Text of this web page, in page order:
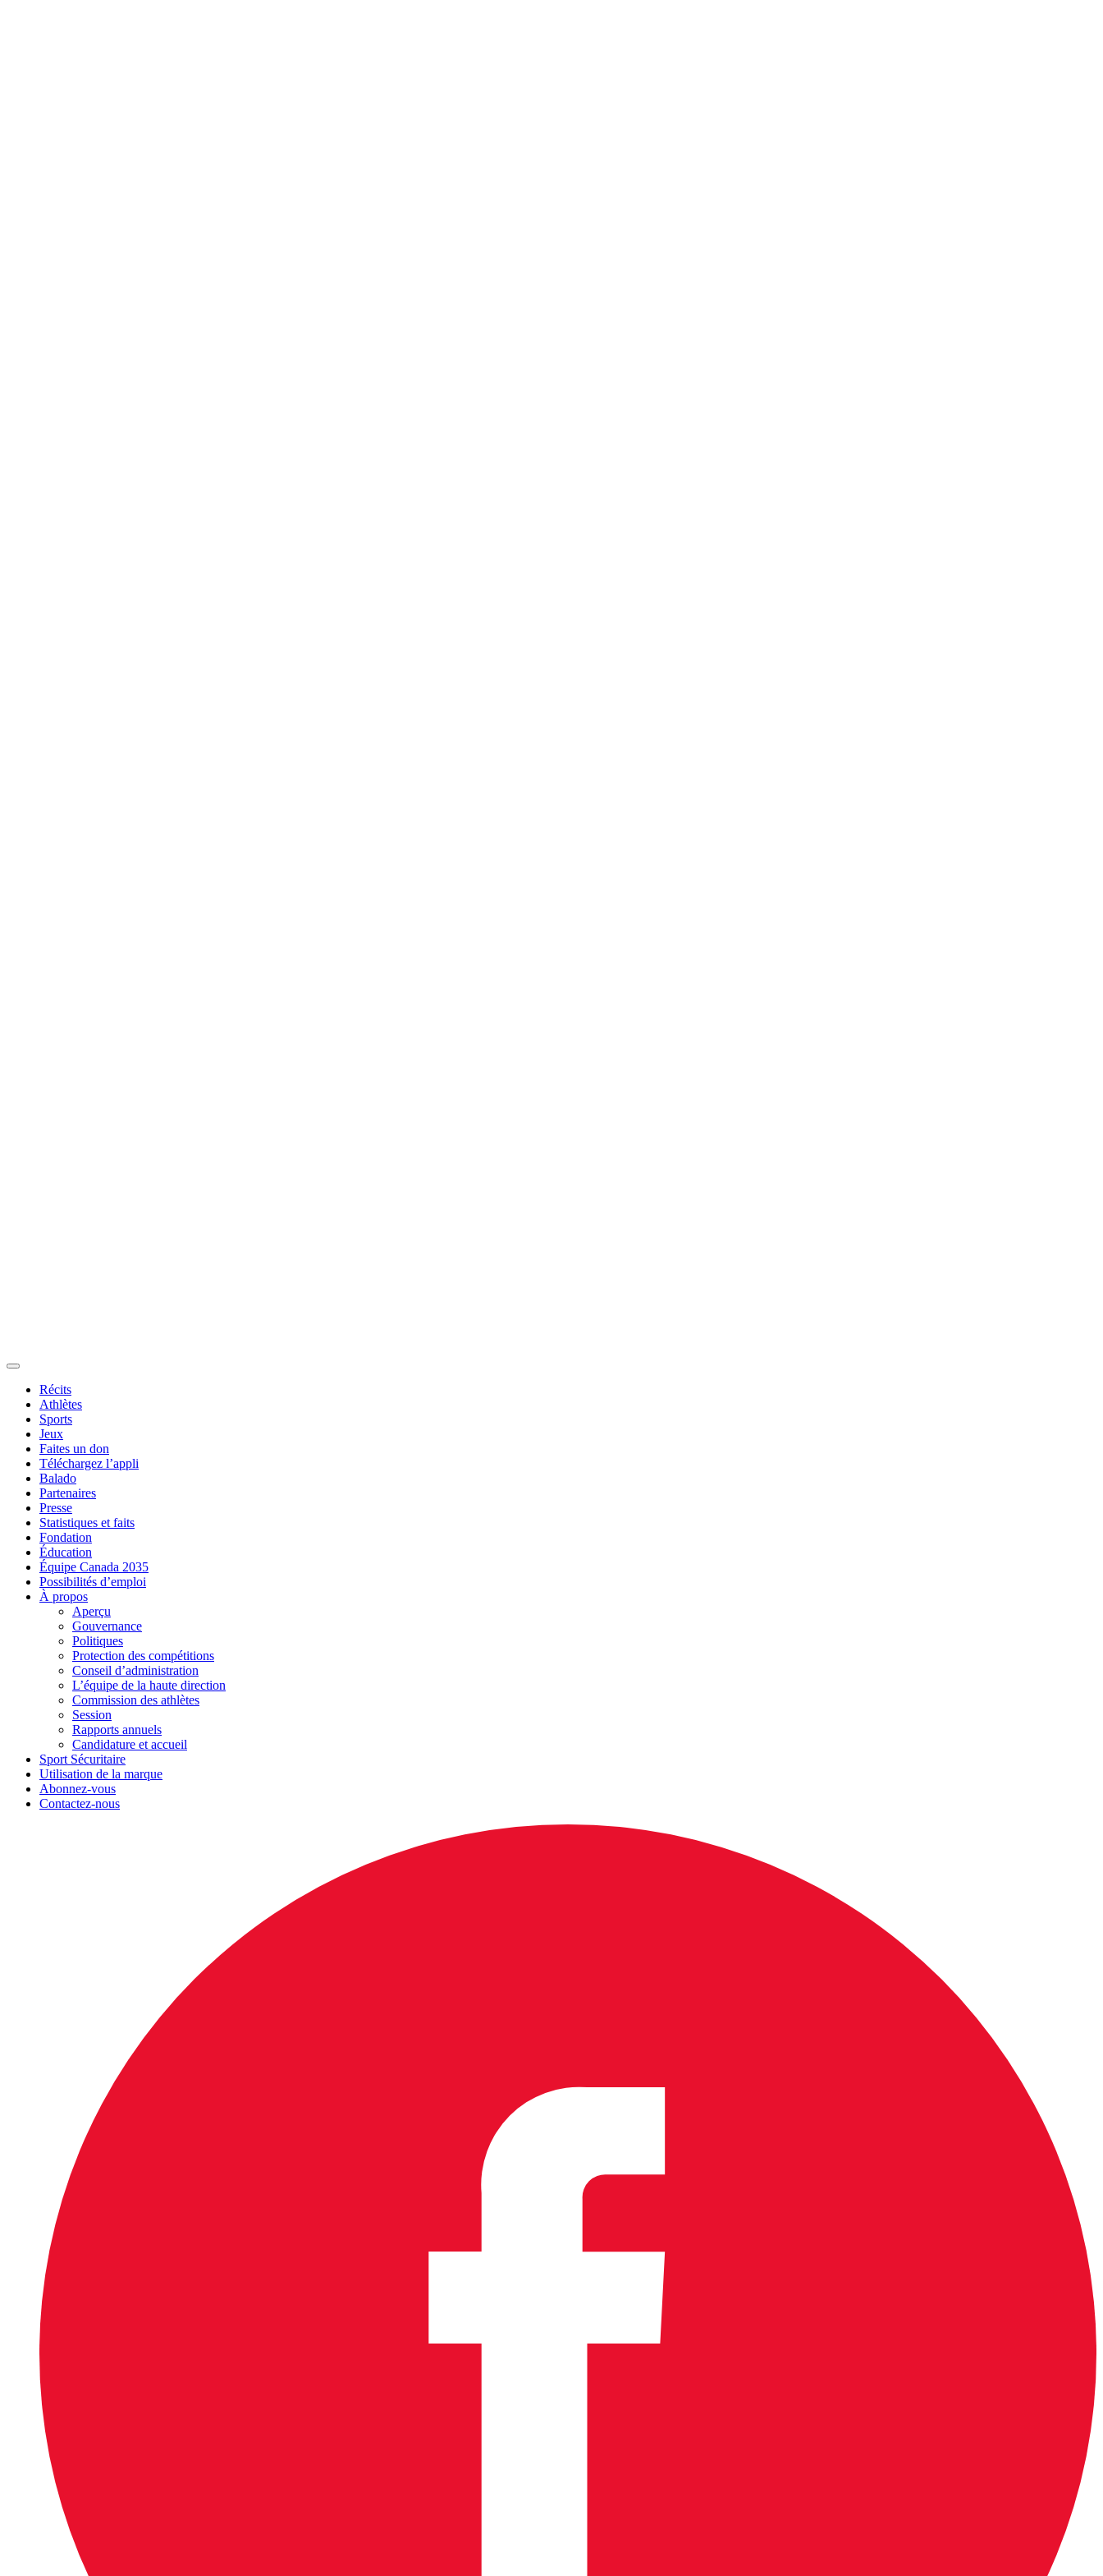
Récits
Athlètes
Sports
Jeux
Faites un don
Téléchargez l’appli
Balado
Partenaires
Presse
Statistiques et faits
Fondation
Éducation
Équipe Canada 2035
Possibilités d’emploi
À propos
Aperçu
Gouvernance
Politiques
Protection des compétitions
Conseil d’administration
L’équipe de la haute direction
Commission des athlètes
Session
Rapports annuels
Candidature et accueil
Sport Sécuritaire
Utilisation de la marque
Abonnez-vous
Contactez-nous